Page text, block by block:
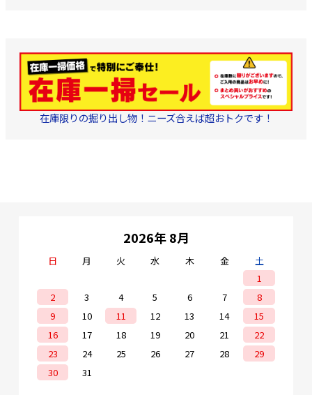
在庫限りの掘り出し物！ニーズ合えば超おトクです！
2026年 8月
日 月 火 水 木 金
土
1
2
3 4 5 6 7
8
9
10 11 12 13 14
15
16
17 18 19 20 21
22
23
24 25 26 27 28
29
30
31